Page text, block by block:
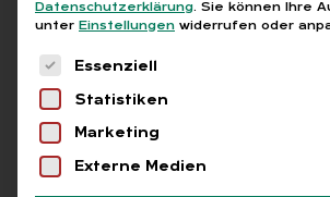
Alle Bei­trä­ge mit
Schlag­wort
dungs­ab­brü­che“
Datenschutzerklärung. Sie können Ihre
unter Einstellungen widerrufen oder
Es folgt eine Liste der
Essenziell
Statistiken
Marketing
Externe Medien